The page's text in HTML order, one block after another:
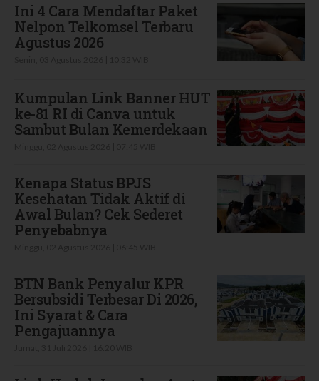
Ini 4 Cara Mendaftar Paket
Nelpon Telkomsel Terbaru
Agustus 2026
Kumpulan Link Banner HUT
ke-81 RI di Canva untuk
Sambut Bulan Kemerdekaan
Kenapa Status BPJS
Kesehatan Tidak Aktif di
Awal Bulan? Cek Sederet
Penyebabnya
BTN Bank Penyalur KPR
Bersubsidi Terbesar Di 2026,
Ini Syarat & Cara
Pengajuannya